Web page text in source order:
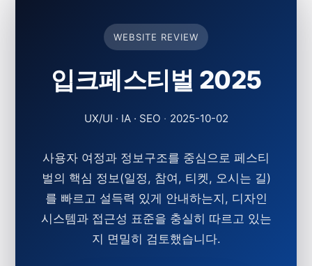
WEBSITE REVIEW
입크페스티벌 2025
UX/UI · IA · SEO · 2025-10-02
사용자 여정과 정보구조를 중심으로 페스티
벌의 핵심 정보(일정, 참여, 티켓, 오시는 길)
를 빠르고 설득력 있게 안내하는지, 디자인
시스템과 접근성 표준을 충실히 따르고 있는
지 면밀히 검토했습니다.